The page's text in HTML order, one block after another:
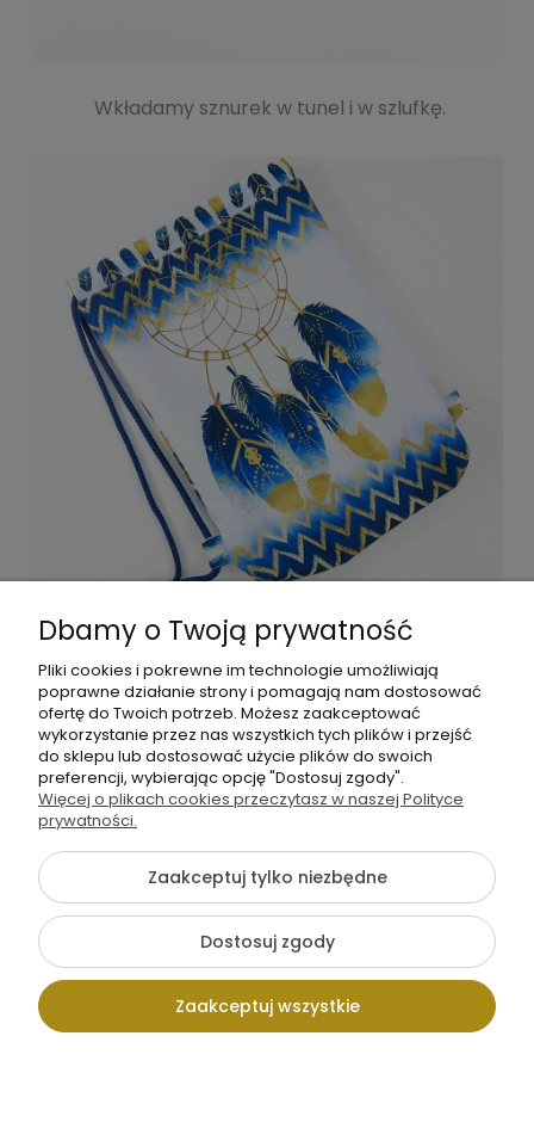
Wkładamy sznurek w tunel i w szlufkę.
Z drugiej strony robimy to samo.
Dbamy o Twoją prywatność
Pliki cookies i pokrewne im technologie umożliwiają
poprawne działanie strony i pomagają nam dostosować
ofertę do Twoich potrzeb. Możesz zaakceptować
wykorzystanie przez nas wszystkich tych plików i przejść
do sklepu lub dostosować użycie plików do swoich
preferencji, wybierając opcję "Dostosuj zgody".
Więcej o plikach cookies przeczytasz w naszej Polityce
prywatności.
Zaakceptuj tylko niezbędne
Dostosuj zgody
Zaakceptuj wszystkie